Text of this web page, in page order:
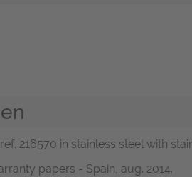
216570 in stainless steel with
papers - Spain, aug. 2014.